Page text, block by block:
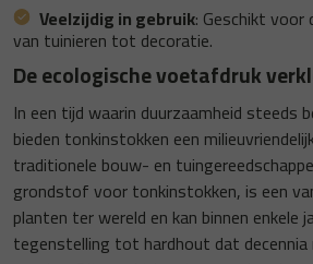
Veelzijdig in gebruik: Geschikt
van tuinieren tot decoratie.
De ecologische voetafdruk
In een tijd waarin duurzaamheid steeds
bieden tonkinstokken een
traditionele bouw- en
grondstof voor tonkinstokken, is een
planten ter wereld en kan binnen enkele
tegenstelling tot hardhout dat